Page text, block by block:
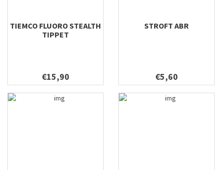
TIEMCO FLUORO STEALTH
TIPPET
€15,90
STROFT ABR
€5,60